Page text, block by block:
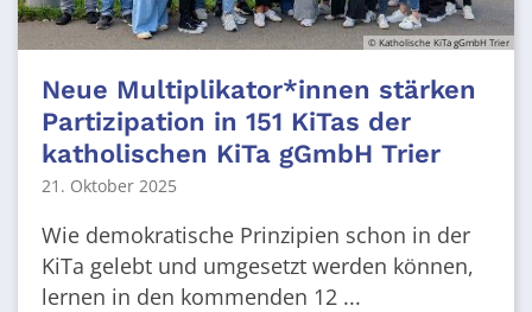
© Katholische KiTa gGmbH Trier
Neue Multiplikator*innen stärken
Partizipation in 151 KiTas der
katholischen KiTa gGmbH Trier
21. Oktober 2025
Wie demokratische Prinzipien schon in der
KiTa gelebt und umgesetzt werden können,
lernen in den kommenden 12 ...